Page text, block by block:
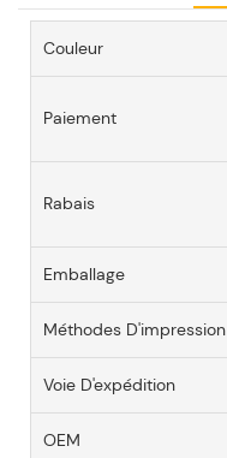
Couleur
Paiement
Rabais
Emballage
Méthodes D'impression
Voie D'expédition
OEM